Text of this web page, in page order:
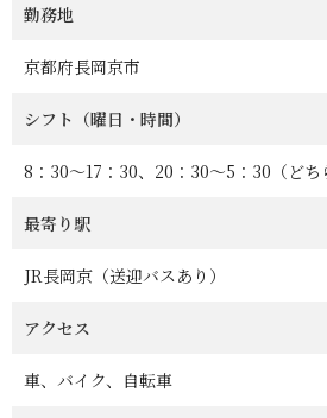
勤務地
京都府長岡京市
シフト（曜日・時間）
8：30～17：30、20：30～5：30（どち
最寄り駅
JR長岡京（送迎バスあり）
アクセス
車、バイク、自転車